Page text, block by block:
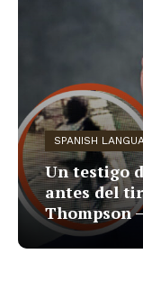
SPANISH
Un testigo
antes del
Thompson